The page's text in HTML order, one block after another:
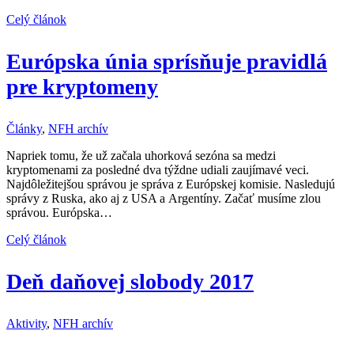
Celý článok
Európska únia sprísňuje pravidlá
pre kryptomeny
Články, NFH archív
Napriek tomu, že už začala uhorková sezóna sa medzi
kryptomenami za posledné dva týždne udiali zaujímavé veci.
Najdôležitejšou správou je správa z Európskej komisie. Nasledujú
správy z Ruska, ako aj z USA a Argentíny. Začať musíme zlou
správou. Európska…
Celý článok
Deň daňovej slobody 2017
Aktivity, NFH archív